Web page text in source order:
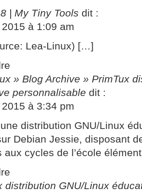
| My Tiny Tools dit :
à 1:09 am
Lea-Linux) […]
» Blog Archive » PrimTux
personnalisable dit :
à 3:34 pm
distribution GNU/Linux
Debian Jessie, disposant
aux cycles de l’école
distribution GNU/Linux